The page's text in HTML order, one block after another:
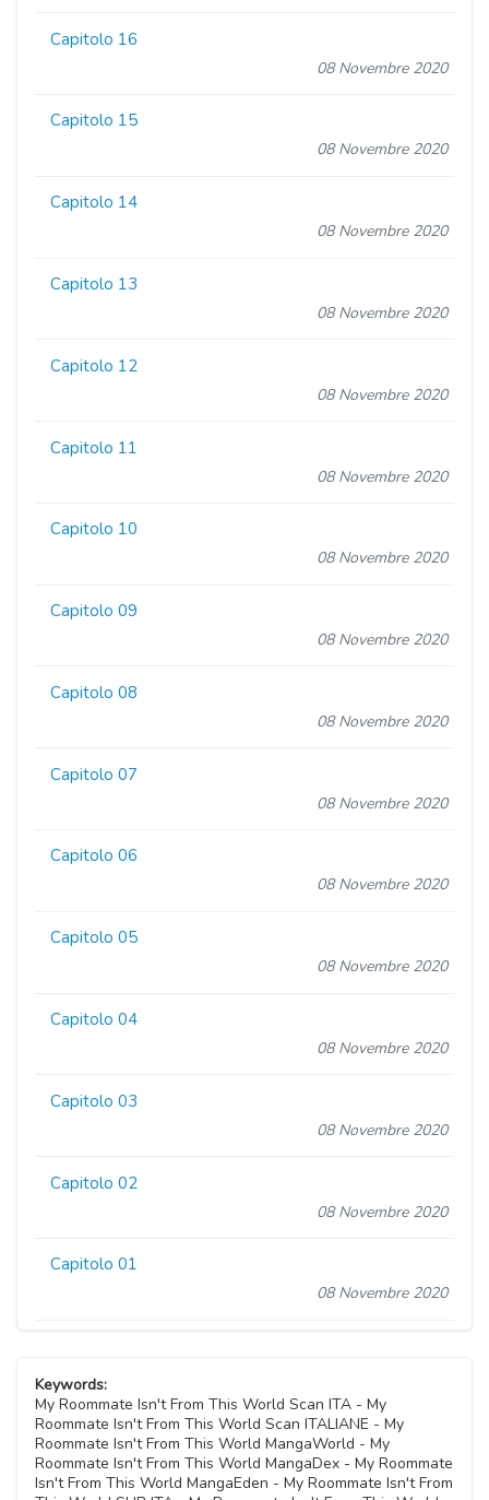
Capitolo 16
08 Novembre 2020
Capitolo 15
08 Novembre 2020
Capitolo 14
08 Novembre 2020
Capitolo 13
08 Novembre 2020
Capitolo 12
08 Novembre 2020
Capitolo 11
08 Novembre 2020
Capitolo 10
08 Novembre 2020
Capitolo 09
08 Novembre 2020
Capitolo 08
08 Novembre 2020
Capitolo 07
08 Novembre 2020
Capitolo 06
08 Novembre 2020
Capitolo 05
08 Novembre 2020
Capitolo 04
08 Novembre 2020
Capitolo 03
08 Novembre 2020
Capitolo 02
08 Novembre 2020
Capitolo 01
08 Novembre 2020
Keywords:
My Roommate Isn't From This World Scan ITA - My
Roommate Isn't From This World Scan ITALIANE - My
Roommate Isn't From This World MangaWorld - My
Roommate Isn't From This World MangaDex - My Roommate
Isn't From This World MangaEden - My Roommate Isn't From